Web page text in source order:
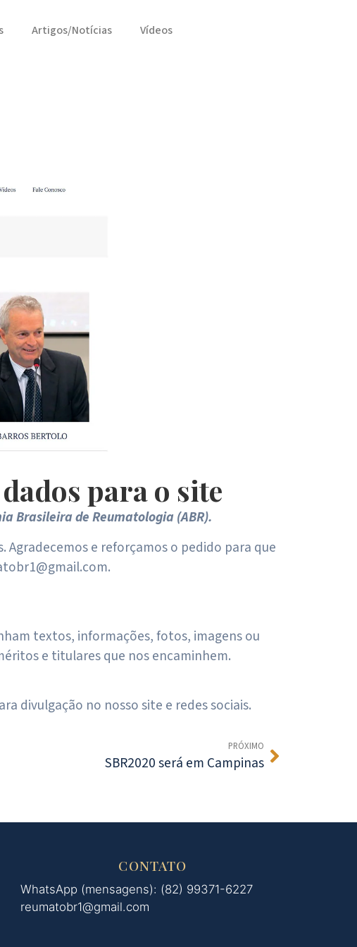
Artigos/Notícias Vídeos
para o site
Brasileira de Reumatologia (ABR).
e reforçamos o pedido para que
textos, informações, fotos, imagens ou
e titulares que nos encaminhem.
divulgação no nosso site e redes sociais.
PRÓXIMO
SBR2020 será em Campinas
CONTATO
WhatsApp (mensagens): (82) 99371-6227
reumatobr1@gmail.com